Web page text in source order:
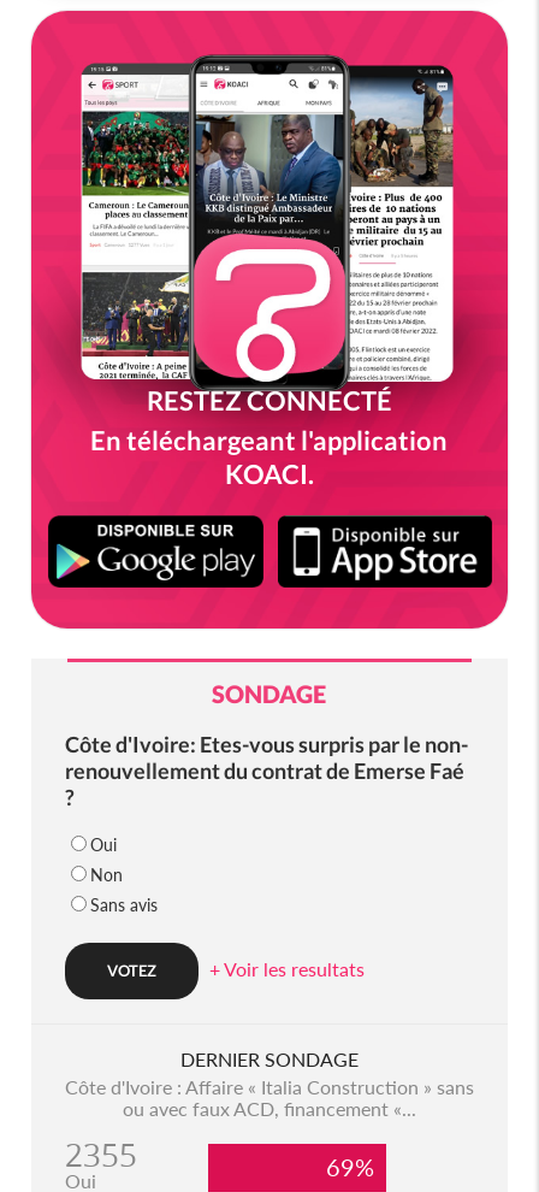
RESTEZ CONNECTÉ
En téléchargeant l'application
KOACI.
SONDAGE
Côte d'Ivoire: Etes-vous surpris par le non-
renouvellement du contrat de Emerse Faé
?
Oui
Non
Sans avis
+ Voir les resultats
DERNIER SONDAGE
Côte d'Ivoire : Affaire « Italia Construction » sans
ou avec faux ACD, financement «...
2355
Oui 69%